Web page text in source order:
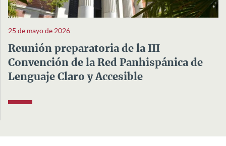
25 de mayo de 2026
Reunión preparatoria de la III
Convención de la Red Panhispánica de
Lenguaje Claro y Accesible